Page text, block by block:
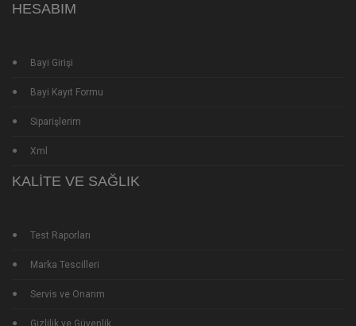
HESABIM
Bayi Girişi
Bayi Kayıt Formu
Siparişlerim
Xml
KALITE VE SAĞLIK
Test Raporları
Marka Tescilleri
Servis ve Onarım
Gizlilik ve Güvenlik